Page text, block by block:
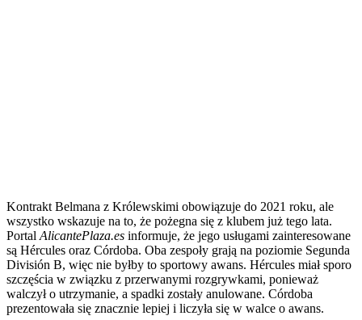
Kontrakt Belmana z Królewskimi obowiązuje do 2021 roku, ale
wszystko wskazuje na to, że pożegna się z klubem już tego lata.
Portal AlicantePlaza.es informuje, że jego usługami zainteresowane
są Hércules oraz Córdoba. Oba zespoły grają na poziomie Segunda
División B, więc nie byłby to sportowy awans. Hércules miał sporo
szczęścia w związku z przerwanymi rozgrywkami, ponieważ
walczył o utrzymanie, a spadki zostały anulowane. Córdoba
prezentowała się znacznie lepiej i liczyła się w walce o awans.